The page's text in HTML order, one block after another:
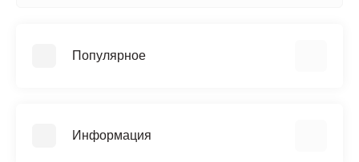
Популярное
Сантехника
Информация